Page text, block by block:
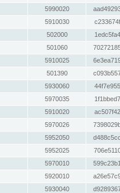
5990020
5910030
502000
501060
5910025
501390
5930060
5970035
5910020
5970026
5952050
5952025
5970010
5920010
5930040